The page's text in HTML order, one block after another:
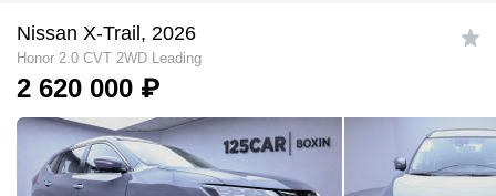
Nissan X-Trail, 2026
Honor 2.0 CVT 2WD Leading
2 620 000 ₽